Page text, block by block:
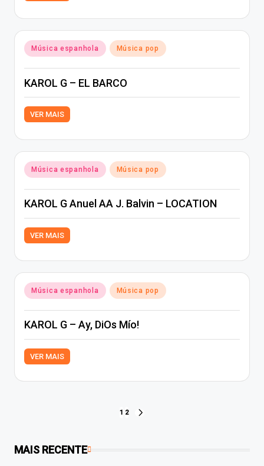
Posted
in
Música espanhola Música pop
KAROL G – EL BARCO
VER MAIS
Posted
in
Música espanhola Música pop
KAROL G Anuel AA J. Balvin – LOCATION
VER MAIS
Posted
in
Música espanhola Música pop
KAROL G – Ay, DiOs Mío!
VER MAIS
posts
1 2
MAIS RECENTE